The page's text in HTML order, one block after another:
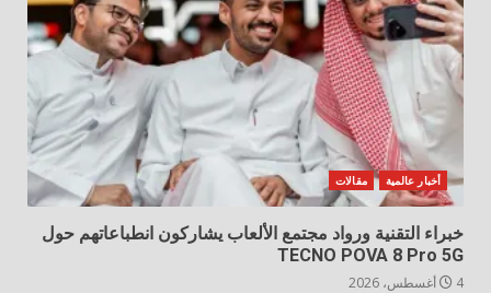
أخبار عالمية مقالات
خبراء التقنية ورواد مجتمع الألعاب يشاركون انطباعاتهم حول
TECNO POVA 8 Pro 5G
4 أغسطس، 2026